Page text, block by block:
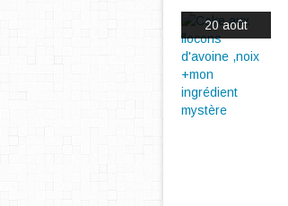
20 août